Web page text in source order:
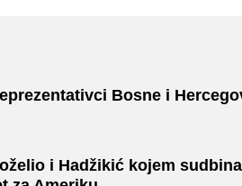
Bosne i
i Hadžikić kojem